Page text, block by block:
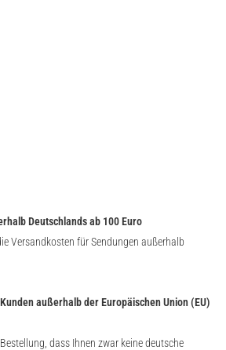
Deutschlands ab 100 Euro
Versandkosten für Sendungen außerhalb
außerhalb der Europäischen Union (EU)
dass Ihnen zwar keine deutsche